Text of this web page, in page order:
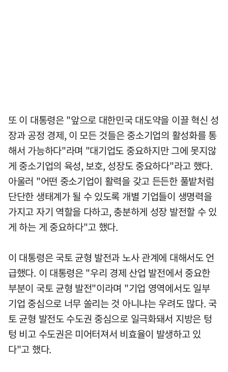
또 이 대통령은 "앞으로 대한민국 대도약을 이끌 혁신 성
장과 공정 경제, 이 모든 것들은 중소기업의 활성화를 통
해서 가능하다"라며 "대기업도 중요하지만 그에 못지않
게 중소기업의 육성, 보호, 성장도 중요하다"라고 했다.
아울러 "어떤 중소기업이 활력을 갖고 든든한 풀밭처럼
단단한 생태계가 될 수 있도록 개별 기업들이 생명력을
가지고 자기 역할을 다하고, 충분하게 성장 발전할 수 있
게 하는 게 중요하다"고 했다.
이 대통령은 국토 균형 발전과 노사 관계에 대해서도 언
급했다. 이 대통령은 "우리 경제 산업 발전에서 중요한
부분이 국토 균형 발전"이라며 "기업 영역에서도 일부
기업 중심으로 너무 쏠리는 것 아니냐는 우려도 많다. 국
토 균형 발전도 수도권 중심으로 일극화돼서 지방은 텅
텅 비고 수도권은 미어터져서 비효율이 발생하고 있
다"고 했다.